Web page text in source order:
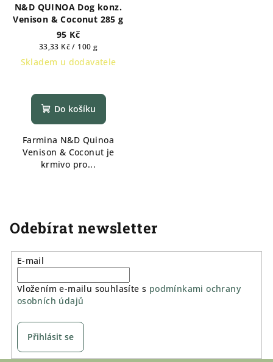
N&D QUINOA Dog konz.
Venison & Coconut 285 g
95 Kč
Měrná
cena:
33,33 Kč / 100 g
Skladem u dodavatele
Do košíku
Farmina N&D Quinoa
Venison & Coconut je
krmivo pro...
Odebírat newsletter
E-mail
Vložením e-mailu souhlasíte s podmínkami ochrany
osobních údajů
Přihlásit se